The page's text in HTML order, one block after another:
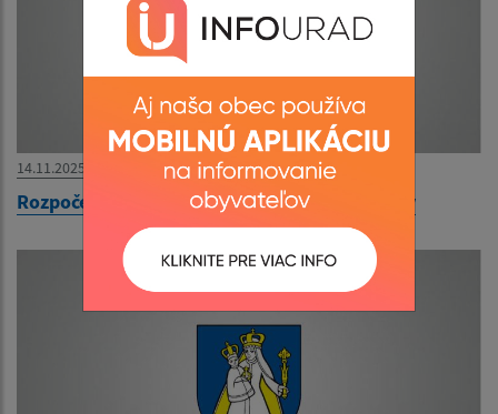
14.11.2025
Rozpočet obce Ľubotín 2026-2028 - schválený